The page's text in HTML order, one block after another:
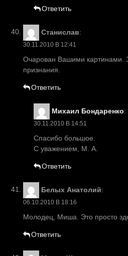
Ответить
Станислав:
30.11.2010 В 12:41
Очарован Вашими картинами.
признания.
Ответить
Михаил Бондаренко:
30.11.2010 В 14:51
Спасибо большое.
С уважением, М. А.
Ответить
Белых Анатолий:
06.10.2010 В 18:16
Молодец, Миша. Это просто
Ответить